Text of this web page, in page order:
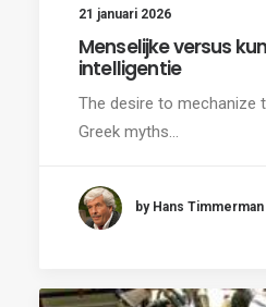
21 januari 2026
Menselijke versus
intelligentie
The desire to mechanize
Greek myths…
by Hans Timmerman